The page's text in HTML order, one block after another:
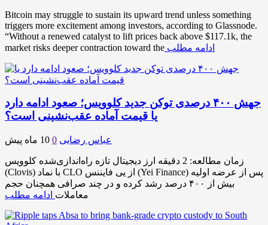
Bitcoin may struggle to sustain its upward trend unless something
triggers more excitement among investors, according to Glassnode.
“Without a renewed catalyst to lift prices back above $117.1k, the
market risks deeper contraction toward the ادامه مطلب
جهش ۴۰۰ درصدی توکن جدید کلوویس؛ صعود ادامه دارد
یا قیمت آماده عقب‌نشینی است؟
عباس رضایی 0 10 ماه پیش
زمان مطالعه: 2 دقیقه ارز دیجیتال تازه‌ راه‌اندازی‌شده کلوویس
(Clovis) با نماد CLO از یی فایننس (Yei Finance) پس از عرضه اولیه
بیش از ۴۰۰ درصد رشد کرده و در چند صرافی همچنان حجم
معاملات ادامه مطلب